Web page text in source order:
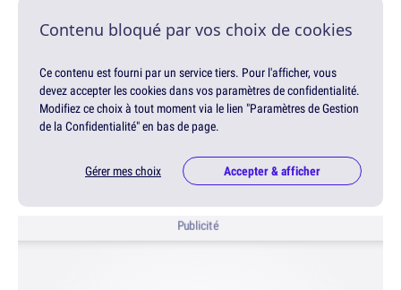
Contenu bloqué par vos choix de cookies
Ce contenu est fourni par un service tiers. Pour l'afficher, vous
devez accepter les cookies dans vos paramètres de confidentialité.
Modifiez ce choix à tout moment via le lien "Paramètres de Gestion
de la Confidentialité" en bas de page.
Gérer mes choix Accepter & afficher
Publicité